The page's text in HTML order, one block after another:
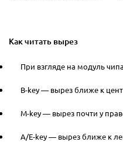
Как читать вырез
При взгляде на модуль
B-key — вырез ближе к
M-key — вырез почти у
A/E-key — вырез ближе к